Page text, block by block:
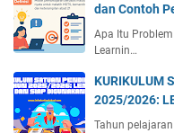
dan Contoh
Apa Itu Problem
Learnin…
KURIKULUM
2025/2026:
Tahun